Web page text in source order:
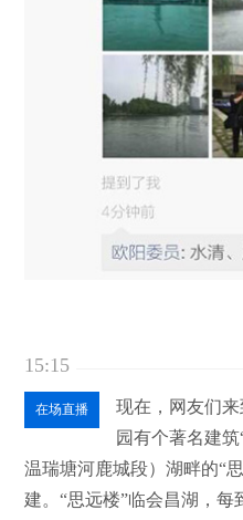
15:15
在场直播 现在，网友们来
园有个著名建
温瑞塘河鹿城段）湖畔的“
建。“思远楼”临会昌湖，